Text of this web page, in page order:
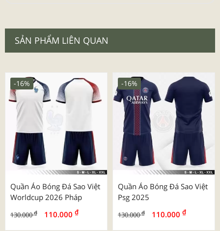
SẢN PHẨM LIÊN QUAN
Quần Áo Bóng Đá Sao Việt
Worldcup 2026 Pháp
130.000₫ 110.000 ₫
-16%
Quần Áo Bóng Đá Sao Việt
Psg 2025
130.000₫ 110.000 ₫
-16%